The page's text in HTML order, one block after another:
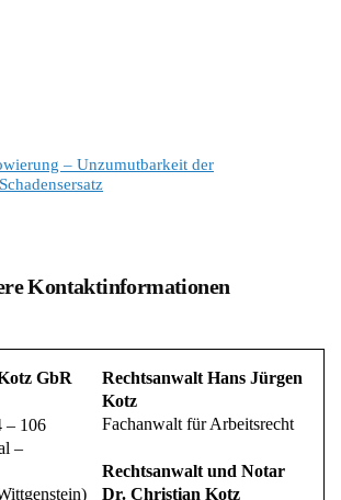
– Unzumutbarkeit der
Kontaktinformationen
GbR
– 106
–
Rechtsanwalt Hans Jürgen
Kotz
Fachanwalt für Arbeitsrecht
Rechtsanwalt und Notar
Dr. Christian Kotz